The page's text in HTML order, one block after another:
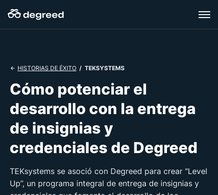
content
HISTORIAS DE ÉXITO / TEKSYSTEMS
Cómo potenciar el
desarrollo con la entrega
de insignias y
credenciales de Degreed
TEKsystems se asoció con Degreed para crear “Level
Up”, un programa integral de entrega de insignias y